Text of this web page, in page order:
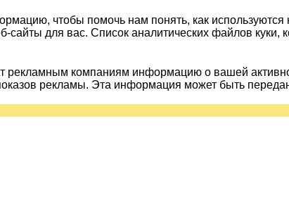
чтобы помочь нам понять, как
сайты для вас. Список аналитических файлов куки,
рекламным компаниям информацию о вашей
рекламы. Эта информация может быть